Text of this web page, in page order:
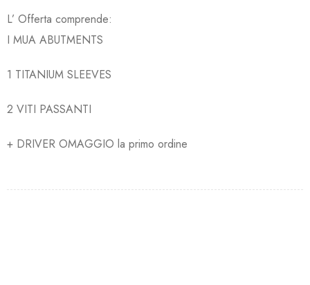
L’ Offerta comprende:
I MUA ABUTMENTS
1 TITANIUM SLEEVES
2 VITI PASSANTI
+ DRIVER OMAGGIO la primo ordine